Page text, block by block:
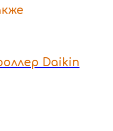
Daikin